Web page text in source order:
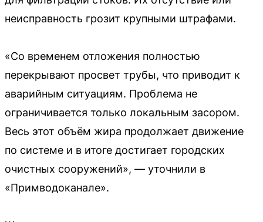
неисправность грозит крупными штрафами.
«Со временем отложения полностью
перекрывают просвет трубы, что приводит к
аварийным ситуациям. Проблема не
ограничивается только локальным засором.
Весь этот объём жира продолжает движение
по системе и в итоге достигает городских
очистных сооружений», — уточнили в
«Примводоканале».